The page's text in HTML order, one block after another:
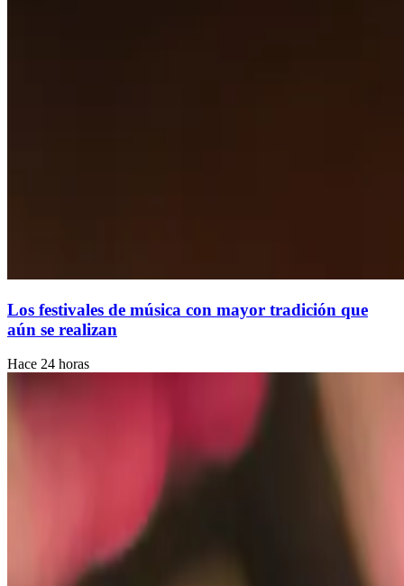
Los festivales de música con mayor tradición que
aún se realizan
Hace 24 horas